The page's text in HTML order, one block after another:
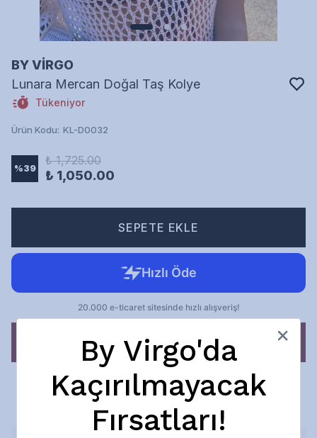
BY VİRGO
Lunara Mercan Doğal Taş Kolye
Tükeniyor
Ürün Kodu: KL-D0032
%39
₺ 1,725.00
₺ 1,050.00
SEPETE EKLE
HEMEN AL
10 gün içinde iade değişim
By Virgo'da
Kaçırılmayacak
Fırsatları!